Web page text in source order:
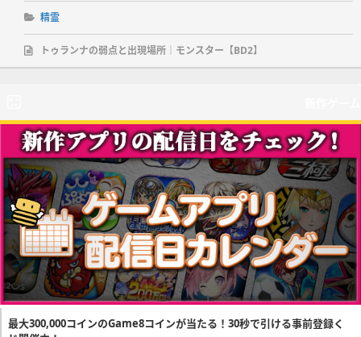
精霊
トゥランナの弱点と出現場所｜モンスター【BD2】
最大300,000コインのGame8コインが当たる！30秒で引ける事前登録く